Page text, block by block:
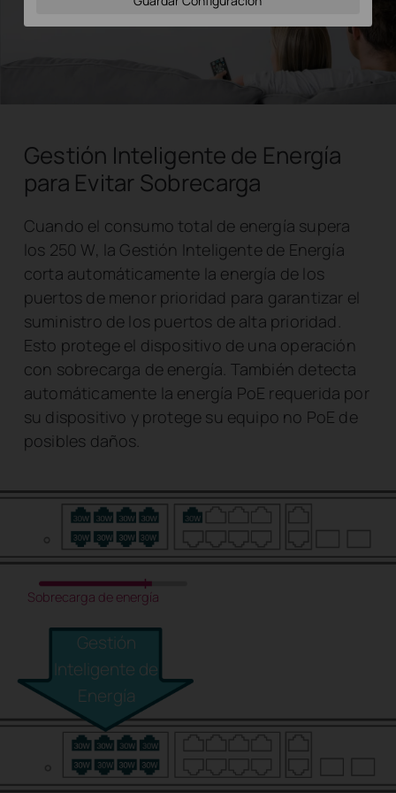
Gestión Inteligente de Energía
para Evitar Sobrecarga
Cuando el consumo total de energía supera
los 250 W, la Gestión Inteligente de Energía
corta automáticamente la energía de los
puertos de menor prioridad para garantizar el
suministro de los puertos de alta prioridad.
Esto protege el dispositivo de una operación
con sobrecarga de energía. También detecta
automáticamente la energía PoE requerida por
su dispositivo y protege su equipo no PoE de
posibles daños.
Sobrecarga de energía
Gestión
Inteligente de
Energía